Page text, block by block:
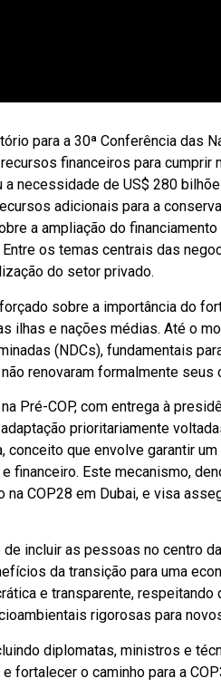
para a 30ª Conferência das
financeiros para
necessidade de US$ 280
adicionais para a
a ampliação do
os temas centrais das
do setor privado.
sobre a importância do
e nações médias. Até o
(NDCs), fundamentais
renovaram formalmente
Pré-COP, com entrega à
prioritariamente
conceito que envolve garantir
Este mecanismo,
na COP28 em Dubai, e visa
incluir as pessoas no centro
da transição para uma
e transparente,
rigorosas para
diplomatas, ministros e
fortalecer o caminho para a